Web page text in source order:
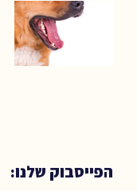
הפייסבוק שלנו: